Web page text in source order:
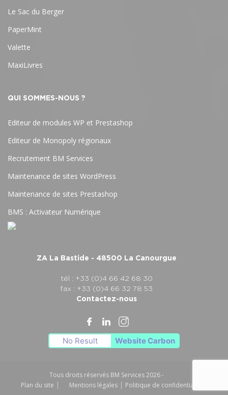
Le Sac du Berger
PaperMint
Valette
MaxiLivres
QUI SOMMES-NOUS ?
Editeur de modules WP et Prestashop
Editeur de Monopoly régionaux
Recrutement BM Services
Maintenance de sites WordPress
Maintenance de sites Prestashop
BMS : Activateur Numérique
ZA La Bastide - 48500 La Canourgue
tél : +33 (0)4 66 42 68 30
fax : +33 (0)4 66 32 78 53
Contactez-nous
No Result Website Carbon
Tous droits réservés BM Services 2026 -
Plan du site
Mentions légales Politique de confidentialité